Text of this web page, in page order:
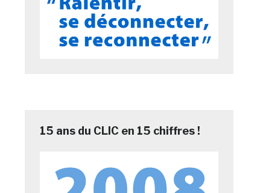
15 ans du CLIC en 15 chiffres !